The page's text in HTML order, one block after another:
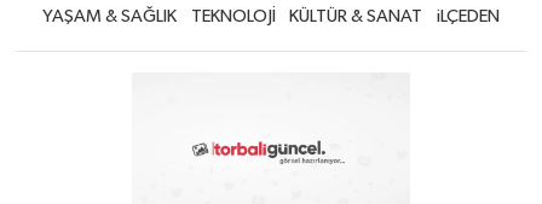
YAŞAM & SAĞLIK
TEKNOLOJİ KÜLTÜR & SANAT iLÇEDEN